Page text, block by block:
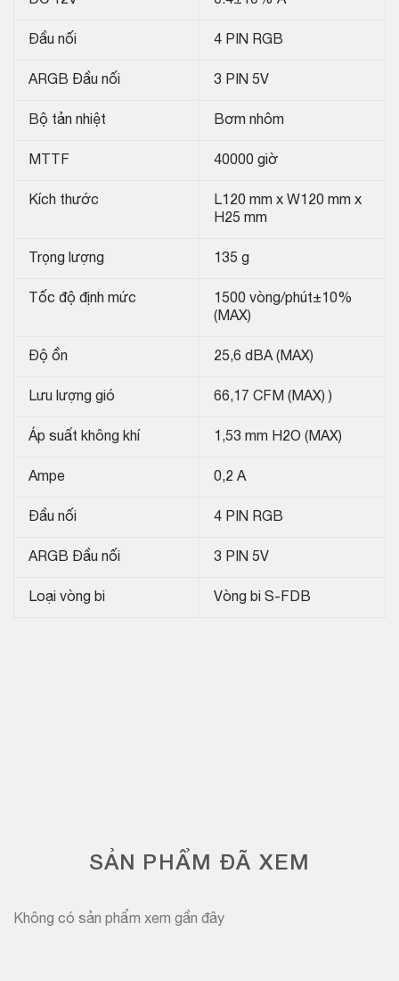
Đầu nối 4 PIN RGB
ARGB Đầu nối 3 PIN 5V
Bộ tản nhiệt Bơm nhôm
MTTF 40000 giờ
Kích thước
L120 mm x W120 mm x
H25 mm
Trọng lượng 135 g
Tốc độ định mức
1500 vòng/phút±10%
(MAX)
Độ ồn 25,6 dBA (MAX)
Lưu lượng gió 66,17 CFM (MAX) )
Áp suất không khí 1,53 mm H2O (MAX)
Ampe 0,2 A
Đầu nối 4 PIN RGB
ARGB Đầu nối 3 PIN 5V
Loại vòng bi Vòng bi S-FDB
SẢN PHẨM ĐÃ XEM
Không có sản phẩm xem gần đây